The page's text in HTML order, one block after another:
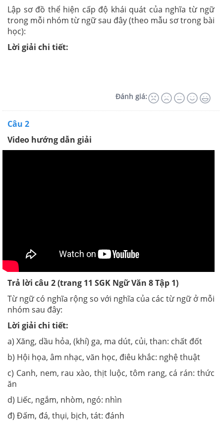
Lập sơ đồ thể hiện cấp độ khái quát của nghĩa từ ngữ
trong mỗi nhóm từ ngữ sau đây (theo mẫu sơ trong bài
học):
Lời giải chi tiết:
Đánh giá:
Câu 2
Video hướng dẫn giải
Trả lời câu 2 (trang 11 SGK Ngữ Văn 8 Tập 1)
Từ ngữ có nghĩa rộng so với nghĩa của các từ ngữ ở mỗi
nhóm sau đây:
Lời giải chi tiết:
a) Xăng, dầu hỏa, (khí) ga, ma dút, củi, than: chất đốt
b) Hội họa, âm nhạc, văn học, điêu khắc: nghệ thuật
c) Canh, nem, rau xào, thịt luộc, tôm rang, cá rán: thức
ăn
d) Liếc, ngắm, nhòm, ngó: nhìn
đ) Đấm, đá, thụi, bịch, tát: đánh